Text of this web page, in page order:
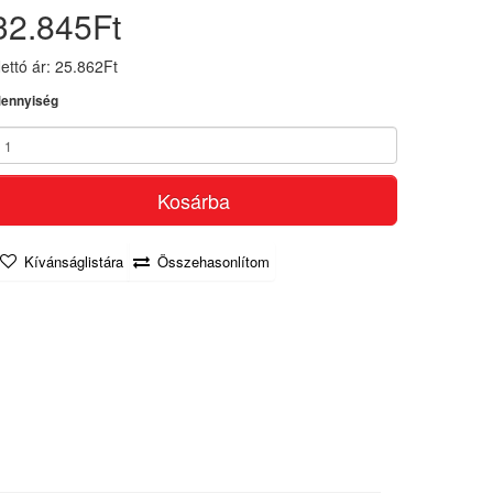
ár: 25.862Ft
Kosárba
Kívánságlistára Összehasonlítom